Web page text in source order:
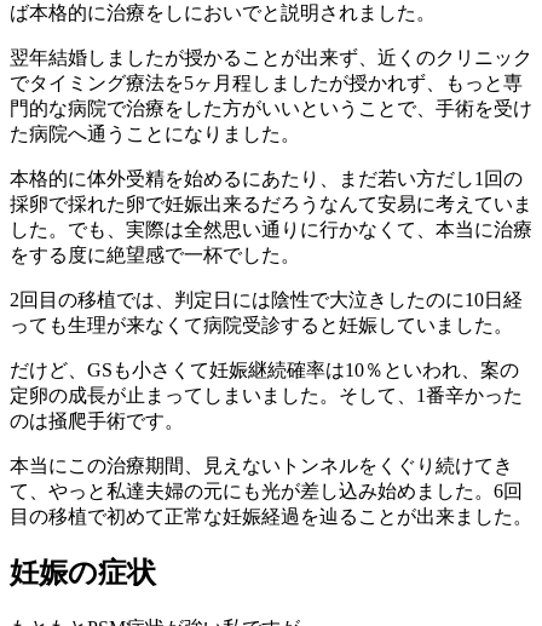
ば本格的に治療をしにおいでと説明されました。
翌年結婚しましたが授かることが出来ず、近くのクリニック
でタイミング療法を5ヶ月程しましたが授かれず、もっと専
門的な病院で治療をした方がいいということで、手術を受け
た病院へ通うことになりました。
本格的に体外受精を始めるにあたり、まだ若い方だし1回の
採卵で採れた卵で妊娠出来るだろうなんて安易に考えていま
した。でも、実際は全然思い通りに行かなくて、本当に治療
をする度に絶望感で一杯でした。
2回目の移植では、判定日には陰性で大泣きしたのに10日経
っても生理が来なくて病院受診すると妊娠していました。
だけど、GSも小さくて妊娠継続確率は10％といわれ、案の
定卵の成長が止まってしまいました。そして、1番辛かった
のは掻爬手術です。
本当にこの治療期間、見えないトンネルをくぐり続けてき
て、やっと私達夫婦の元にも光が差し込み始めました。6回
目の移植で初めて正常な妊娠経過を辿ることが出来ました。
妊娠の症状